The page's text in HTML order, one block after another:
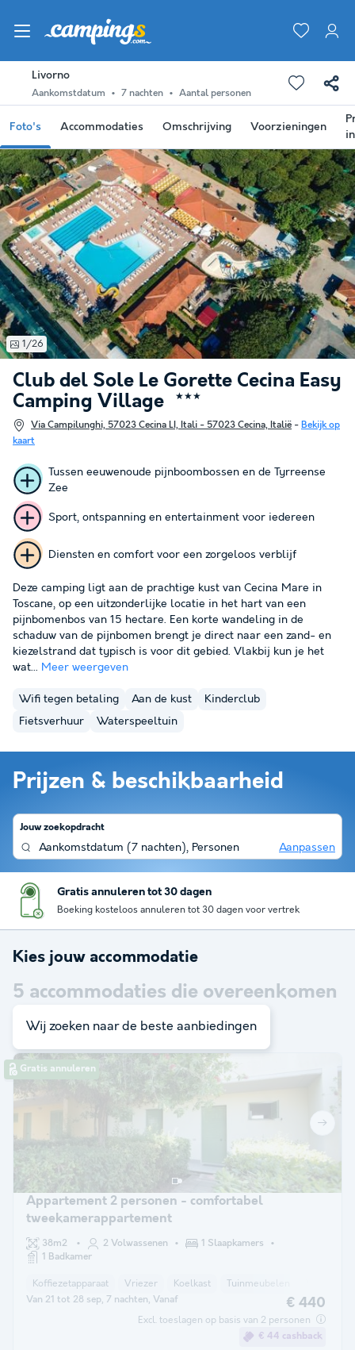
Livorno
Aankomstdatum 7 nachten Aantal personen
Foto's Accommodaties Omschrijving Voorzieningen
Club del Sole Le Gorette Cecina Easy
Camping Village
★★★
Via Campilunghi, 57023 Cecina LI, Itali - 57023 Cecina, Italië - Bekijk op
kaart
1/26
Tussen eeuwenoude pijnboombossen en de Tyrreense
Zee
Sport, ontspanning en entertainment voor iedereen
Diensten en comfort voor een zorgeloos verblijf
Deze camping ligt aan de prachtige kust van Cecina Mare in
Toscane, op een uitzonderlijke locatie in het hart van een
pijnbomenbos van 15 hectare. Een korte wandeling in de
schaduw van de pijnbomen brengt je direct naar een zand- en
kiezelstrand dat typisch is voor dit gebied. Vlakbij kun je het
wat... Meer weergeven
Wifi tegen betaling Aan de kust
Kinderclub
Fietsverhuur
Waterspeeltuin
Prijzen & beschikbaarheid
Jouw zoekopdracht
Aankomstdatum (7 nachten), Personen Aanpassen
Gratis annuleren tot 30 dagen
Boeking kosteloos annuleren tot 30 dagen voor vertrek
Kies jouw accommodatie
5 accommodaties die overeenkomen
met je zoekopdracht
Gratis annuleren
Appartement 2 personen - comfortabel
tweekamerappartement
38m2 2 Volwassenen
1 Slaapkamers
1 Badkamer
Koffiezetapparaat Vriezer Koelkast Tuinmeubelen
Van 21 tot 28 sep, 7 nachten, Vanaf € 440
Excl. toeslagen op basis van 2 personen
€ 44 cashback
Wij zoeken naar de beste aanbiedingen